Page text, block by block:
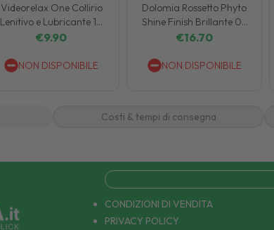
Videorelax One Collirio
Lenitivo e Lubricante 10
Pezzi da 0,5 ml
€9.90
NON DISPONIBILE
Dolomia Rossetto Phyto
Shine Finish Brillante 08
Loto
€16.70
NON DISPONIBILE
Costi & tempi di consegna
CONDIZIONI DI VENDITA
PRIVACY POLICY